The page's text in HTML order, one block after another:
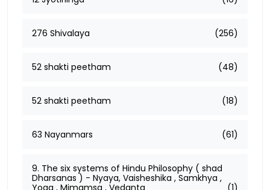
276 Shivalaya (256)
52 shakti peetham (48)
52 shakti peetham (18)
63 Nayanmars (61)
9. The six systems of Hindu Philosophy ( shad
Dharsanas ) - Nyaya, Vaisheshika , Samkhya ,
Yoga , Mimamsa , Vedanta
(1)